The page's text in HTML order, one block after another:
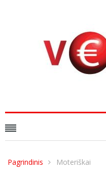
Pagrindinis Moteriškai